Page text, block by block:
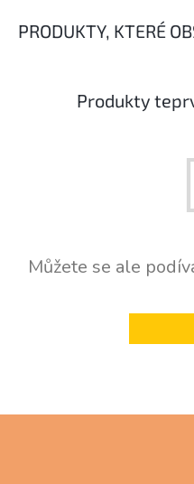
PRODUKTY, KTERÉ
Produkty
Můžete se ale